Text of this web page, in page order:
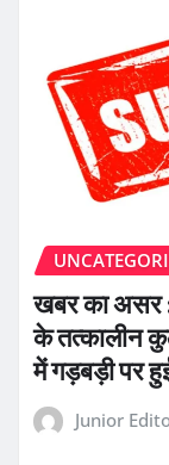
खबर का असर :
के तत्कालीन
में गड़बड़ी पर
Junior